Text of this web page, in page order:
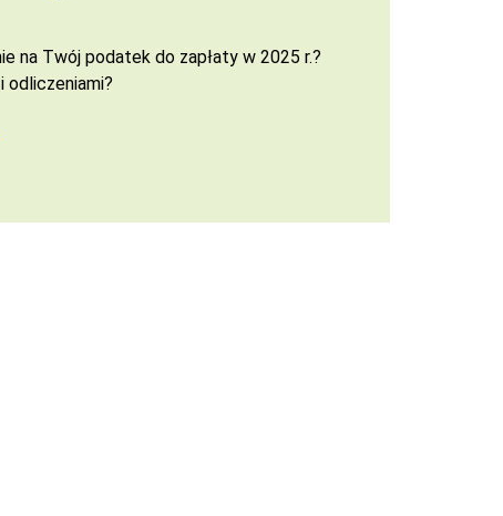
na Twój podatek do zapłaty w 2025 r.?
odliczeniami?